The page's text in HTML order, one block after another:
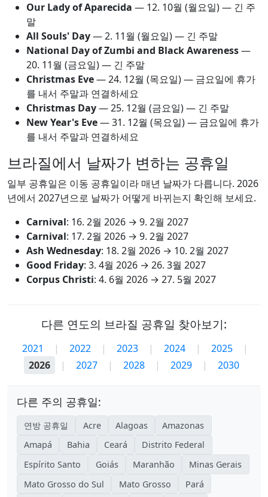
Our Lady of Aparecida — 12. 10월 (월요일) — 긴 주
말
All Souls' Day—2. 11월 (월요일) — 긴 주말
National Day of Zumbi and Black Awareness—
20. 11월 (금요일) — 긴 주말
Christmas Eve—24. 12월 (목요일) — 금요일에 휴가
를 내서 주말과 연결하세요
Christmas Day—25. 12월 (금요일) — 긴 주말
New Year's Eve—31. 12월 (목요일) — 금요일에 휴가
를 내서 주말과 연결하세요
브라질에서 날짜가 변하는 공휴일
일부 공휴일은 이동 공휴일이라 매년 날짜가 다릅니다. 2026
년에서 2027년으로 날짜가 어떻게 바뀌는지 확인해 보세요.
Carnival: 16. 2월 2026 → 9. 2월 2027
Carnival: 17. 2월 2026 → 9. 2월 2027
Ash Wednesday: 18. 2월 2026 → 10. 2월 2027
Good Friday: 3. 4월 2026 → 26. 3월 2027
Corpus Christi: 4. 6월 2026 → 27. 5월 2027
다른 연도의 브라질 공휴일 찾아보기:
2021 | 2022 | 2023 | 2024 | 2025
|
2026
| 2027 | 2028 | 2029 | 2030
다른 주의 공휴일:
연방 공휴일 Acre Alagoas
Amazonas
Amapá
Bahia Ceará
Distrito Federal
Espírito Santo
Goiás Maranhão
Minas Gerais
Mato Grosso do Sul
Mato Grosso
Pará